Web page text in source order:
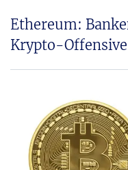
Ethereum:
Krypto-Offensive